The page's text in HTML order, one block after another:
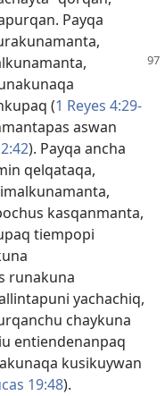
Payqa
(1 Reyes 4:29-
aswan
). Payqa ancha
qelqataqa,
kasqanmanta,
tiempopi
runakuna
yachachiq,
chaykuna
entiendenanpaq
kusikuywan
19:48).